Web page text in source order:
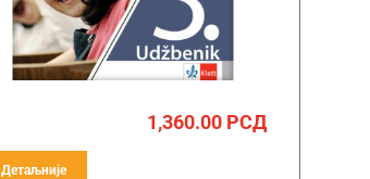
1,360.00РСД
Детаљније